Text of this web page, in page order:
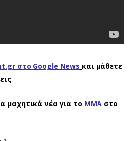
στο Google News και μάθετε
μαχητικά νέα για το ΜΜΑ στο